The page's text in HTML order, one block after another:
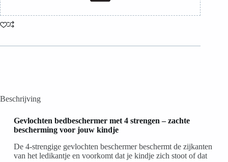
Beschrijving
Gevlochten bedbeschermer met 4 strengen – zachte
bescherming voor jouw kindje
De 4-strengige gevlochten beschermer beschermt de zijkanten
van het ledikantje en voorkomt dat je kindje zich stoot of dat